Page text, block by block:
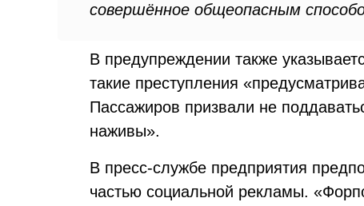
совершённое общеопасным
В предупреждении также
такие преступления
Пассажиров призвали не
наживы».
В пресс-службе предприятия
частью социальной рекламы.